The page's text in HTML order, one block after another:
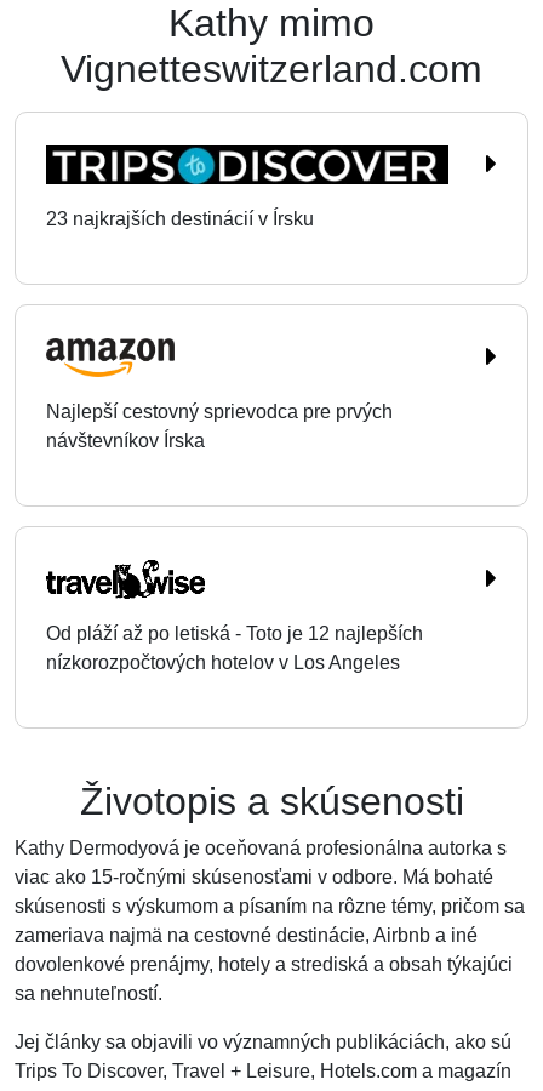
Kathy mimo
Vignetteswitzerland.com
23 najkrajších destinácií v Írsku
Najlepší cestovný sprievodca pre prvých
návštevníkov Írska
Od pláží až po letiská - Toto je 12 najlepších
nízkorozpočtových hotelov v Los Angeles
Životopis a skúsenosti
Kathy Dermodyová je oceňovaná profesionálna autorka s
viac ako 15-ročnými skúsenosťami v odbore. Má bohaté
skúsenosti s výskumom a písaním na rôzne témy, pričom sa
zameriava najmä na cestovné destinácie, Airbnb a iné
dovolenkové prenájmy, hotely a strediská a obsah týkajúci
sa nehnuteľností.
Jej články sa objavili vo významných publikáciách, ako sú
Trips To Discover, Travel + Leisure, Hotels.com a magazín